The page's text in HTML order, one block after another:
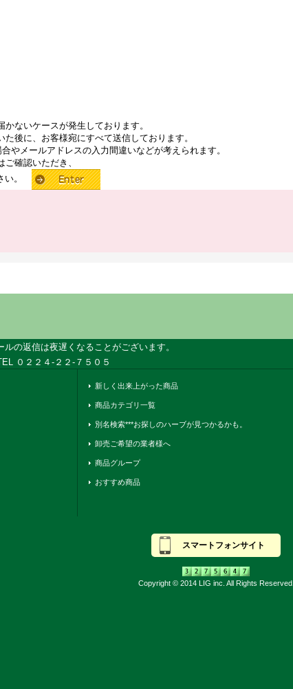
ないケースが発生しております。
後に、お客様宛にすべて送信しております。
やメールアドレスの入力間違いなどが考えられます。
確認いただき、
さい。
の返信は夜遅くなることがございます。
０２２４-２２-７５０５
新しく出来上がった商品
商品カテゴリ一覧
別名検索***お探しのハーブが見つかるかも。
卸売ご希望の業者様へ
商品グループ
おすすめ商品
スマートフォンサイト
Copyright © 2014 LIG inc. All Rights Reserved.